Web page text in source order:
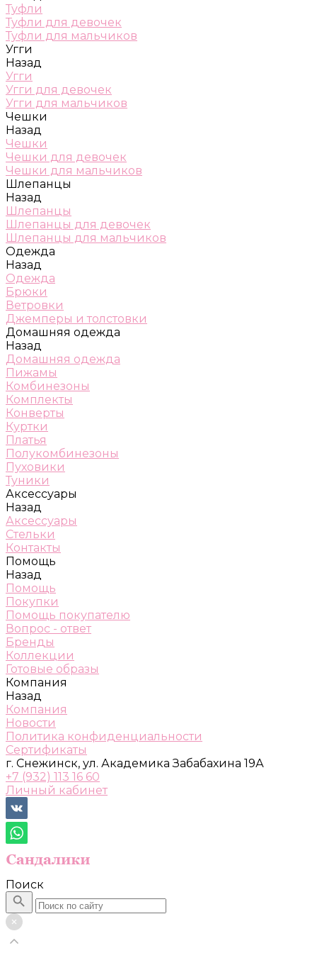
Туфли
Туфли для девочек
Туфли для мальчиков
Угги
Назад
Угги
Угги для девочек
Угги для мальчиков
Чешки
Назад
Чешки
Чешки для девочек
Чешки для мальчиков
Шлепанцы
Назад
Шлепанцы
Шлепанцы для девочек
Шлепанцы для мальчиков
Одежда
Назад
Одежда
Брюки
Ветровки
Джемперы и толстовки
Домашняя одежда
Назад
Домашняя одежда
Пижамы
Комбинезоны
Комплекты
Конверты
Куртки
Платья
Полукомбинезоны
Пуховики
Туники
Аксессуары
Назад
Аксессуары
Стельки
Контакты
Помощь
Назад
Помощь
Покупки
Помощь покупателю
Вопрос - ответ
Бренды
Коллекции
Готовые образы
Компания
Назад
Компания
Новости
Политика конфиденциальности
Сертификаты
г. Снежинск, ул. Академика Забабахина 19А
+7 (932) 113 16 60
Личный кабинет
Поиск